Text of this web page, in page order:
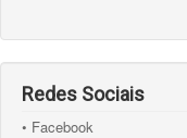
Redes Sociais
• Facebook